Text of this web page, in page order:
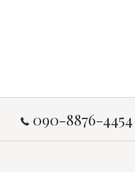
090-8876-4454